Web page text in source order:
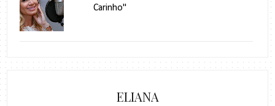
Carinho"
ELIANA